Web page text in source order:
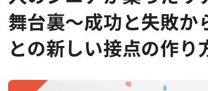
舞台裏〜成功と失敗か
との新しい接点の作り